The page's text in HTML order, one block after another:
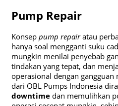
Pump Repair
Konsep pump repairatau
hanya soal mengganti suku
mungkin menilai penyebab
tindakan yang tepat, dan
operasional dengan
dari OBL Pumps Indonesia
downtimedan memulihkan